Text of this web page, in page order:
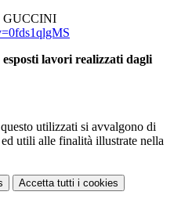
GUCCINI
lavori realizzati dagli
utilizzati si avvalgono di
utili alle finalità illustrate nella
Accetta tutti i cookies